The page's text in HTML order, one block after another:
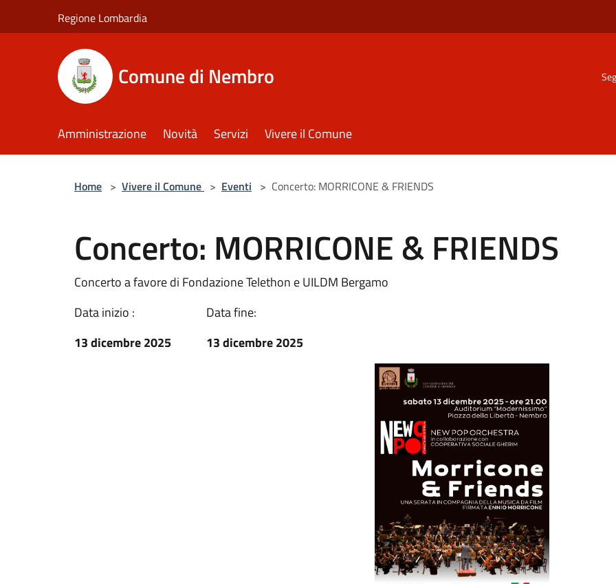
Regione Lombardia
Comune di Nembro
Amministrazione Novità Servizi Vivere il Comune
Home > Vivere il Comune > Eventi > Concerto: MORRICONE & FRIENDS
Concerto: MORRICONE & FRIENDS
Concerto a favore di Fondazione Telethon e UILDM Bergamo
Data inizio :
13 dicembre 2025
Data fine:
13 dicembre 2025